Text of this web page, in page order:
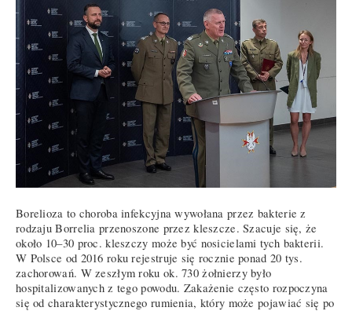
Borelioza to choroba infekcyjna wywołana przez bakterie z
rodzaju Borrelia przenoszone przez kleszcze. Szacuje się, że
około 10–30 proc. kleszczy może być nosicielami tych bakterii.
W Polsce od 2016 roku rejestruje się rocznie ponad 20 tys.
zachorowań. W zeszłym roku ok. 730 żołnierzy było
hospitalizowanych z tego powodu. Zakażenie często rozpoczyna
się od charakterystycznego rumienia, który może pojawiać się po